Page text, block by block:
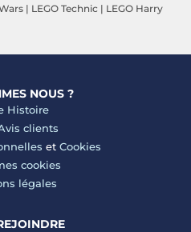
| LEGO Technic | LEGO Harry
NOUS ?
Histoire
clients
et Cookies
cookies
légales